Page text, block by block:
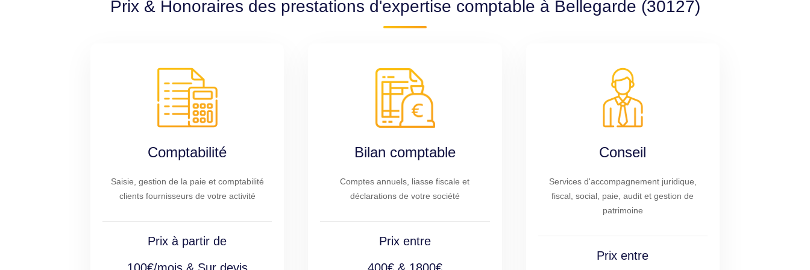
Prix & Honoraires des prestations d'expertise comptable à Bellegarde (30127)
Comptabilité
Saisie, gestion de la paie et comptabilité
clients fournisseurs de votre activité
Prix à partir de
Bilan comptable
Comptes annuels, liasse fiscale et
déclarations de votre société
Prix entre
Conseil
Services d'accompagnement juridique,
fiscal, social, paie, audit et gestion de
patrimoine
Prix entre